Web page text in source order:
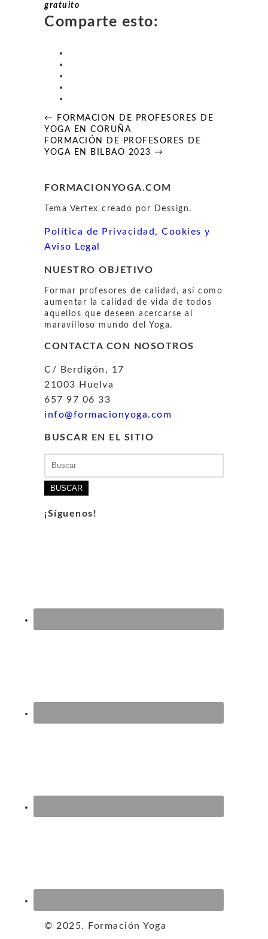
gratuito
Comparte esto:
Navegación
de
entradas
← FORMACION DE PROFESORES DE
YOGA EN CORUÑA
FORMACIÓN DE PROFESORES DE
YOGA EN BILBAO 2023 →
FORMACIONYOGA.COM
Tema Vertex creado por Dessign.
Política de Privacidad, Cookies y
Aviso Legal
NUESTRO OBJETIVO
Formar profesores de calidad, así como
aumentar la calidad de vida de todos
aquellos que deseen acercarse al
maravilloso mundo del Yoga.
CONTACTA CON NOSOTROS
C/ Berdigón, 17
21003 Huelva
657 97 06 33
info@formacionyoga.com
BUSCAR EN EL SITIO
¡Síguenos!
© 2025. Formación Yoga